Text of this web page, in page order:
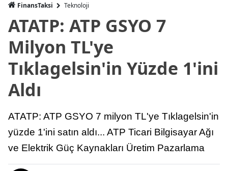
FinansTaksi Teknoloji
ATATP: ATP GSYO 7
Milyon TL'ye
Tıklagelsin'in Yüzde 1'ini
Aldı
ATATP: ATP GSYO 7 milyon TL'ye Tıklagelsin'in
yüzde 1'ini satın aldı... ATP Ticari Bilgisayar Ağı
ve Elektrik Güç Kaynakları Üretim Pazarlama